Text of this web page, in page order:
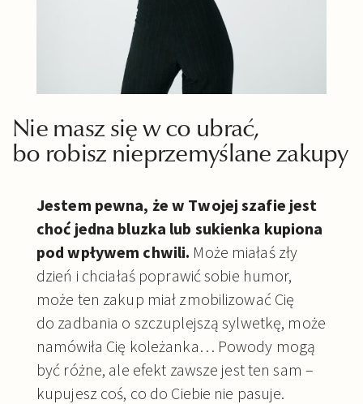
Nie masz się w co ubrać,
bo robisz nieprzemyślane zakupy
Jestem pewna, że w Twojej szafie jest
choć jedna bluzka lub sukienka kupiona
pod wpływem chwili. Może miałaś zły
dzień i chciałaś poprawić sobie humor,
może ten zakup miał zmobilizować Cię
do zadbania o szczuplejszą sylwetkę, może
namówiła Cię koleżanka… Powody mogą
być różne, ale efekt zawsze jest ten sam –
kupujesz coś, co do Ciebie nie pasuje.